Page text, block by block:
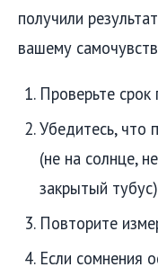
получили
вашему
Проверьте срок
Убедитесь, что
(не на солнце,
закрытый
Повторите
Если сомнения